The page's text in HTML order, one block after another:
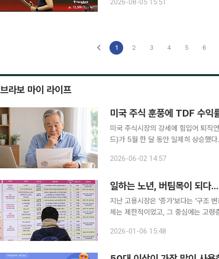
2026-08-05 15:51
1 2 3 4 5 6
브라보 마이 라이프
미국 주식 훈풍에 TDF 수익
미국 주식시장의 강세에 힘입어 퇴
드)가 5월 한 달 동안 일제히 상승했
서치에 따르면 국내 TDF 상품을 분석
2026-06-02 14:57
일하는 노년, 버팀목이 되다
지난 고용시장은 '증가'보다는 '구조
체는 제한적이었고, 그 중심에는 고령층 취업 확대가 자
7000명으로 전년대비 35만4000명
2026-01-06 15:48